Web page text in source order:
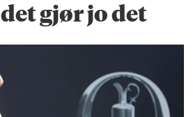
gjør jo det